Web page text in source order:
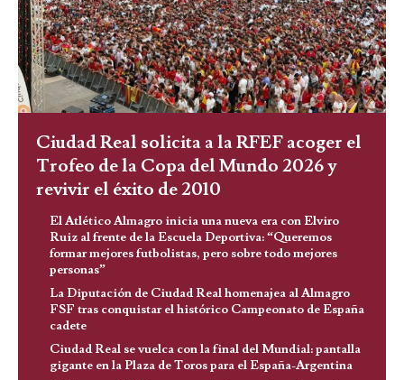
Ciudad Real solicita a la RFEF acoger el
Trofeo de la Copa del Mundo 2026 y
revivir el éxito de 2010
El Atlético Almagro inicia una nueva era con Elviro
Ruiz al frente de la Escuela Deportiva: “Queremos
formar mejores futbolistas, pero sobre todo mejores
personas”
La Diputación de Ciudad Real homenajea al Almagro
FSF tras conquistar el histórico Campeonato de España
cadete
Ciudad Real se vuelca con la final del Mundial: pantalla
gigante en la Plaza de Toros para el España-Argentina